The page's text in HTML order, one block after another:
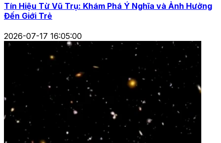
Tín Hiệu Từ Vũ Trụ: Khám Phá Ý Nghĩa và Ảnh Hưởng
Đến Giới Trẻ
2026-07-17 16:05:00